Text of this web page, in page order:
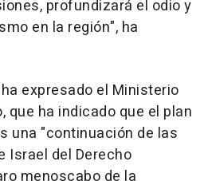
profundizará el odio y
en la región", ha
expresado el Ministerio
que ha indicado que el plan
una "continuación de las
Israel del Derecho